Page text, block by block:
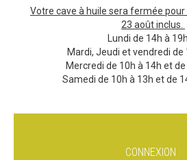
Votre cave à huile sera fermée
23 août inclus.
Lundi de 14h à
Mardi, Jeudi et vendredi de
Mercredi de 10h à 14h et
Samedi de 10h à 13h et de
CONNEXION